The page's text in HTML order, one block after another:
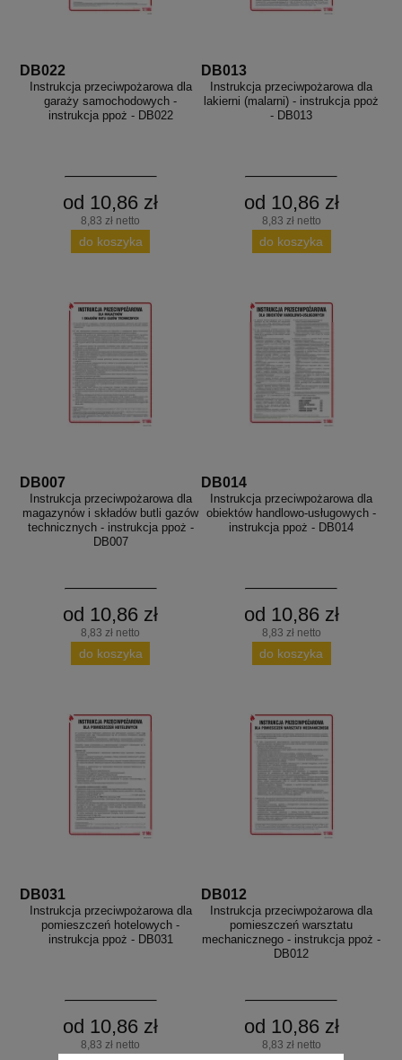
DB022
Instrukcja przeciwpożarowa dla
garaży samochodowych -
instrukcja ppoż - DB022
od 10,86 zł
8,83 zł netto
do koszyka
DB013
Instrukcja przeciwpożarowa dla
lakierni (malarni) - instrukcja ppoż
- DB013
od 10,86 zł
8,83 zł netto
do koszyka
DB007
Instrukcja przeciwpożarowa dla
magazynów i składów butli gazów
technicznych - instrukcja ppoż -
DB007
od 10,86 zł
8,83 zł netto
do koszyka
DB014
Instrukcja przeciwpożarowa dla
obiektów handlowo-usługowych -
instrukcja ppoż - DB014
od 10,86 zł
8,83 zł netto
do koszyka
DB031
Instrukcja przeciwpożarowa dla
pomieszczeń hotelowych -
instrukcja ppoż - DB031
od 10,86 zł
8,83 zł netto
DB012
Instrukcja przeciwpożarowa dla
pomieszczeń warsztatu
mechanicznego - instrukcja ppoż -
DB012
od 10,86 zł
8,83 zł netto